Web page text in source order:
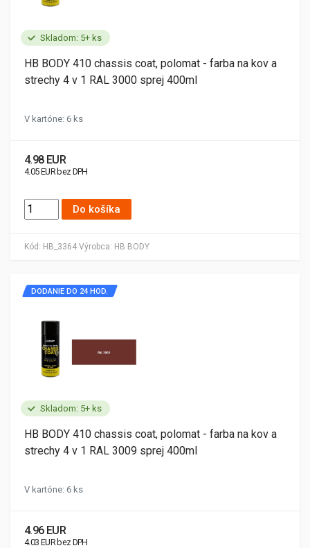
Skladom: 5+ ks
Kód: HB_3364 Výrobca: HB BODY
HB BODY 410 chassis coat, polomat - farba na kov a
strechy 4 v 1 RAL 3000 sprej 400ml
V kartóne: 6 ks
4.98 EUR
4.05 EUR bez DPH
Do košíka
Skladom: 5+ ks
DODANIE DO 24 HOD.
HB BODY 410 chassis coat, polomat - farba na kov a
strechy 4 v 1 RAL 3009 sprej 400ml
V kartóne: 6 ks
4.96 EUR
4.03 EUR bez DPH